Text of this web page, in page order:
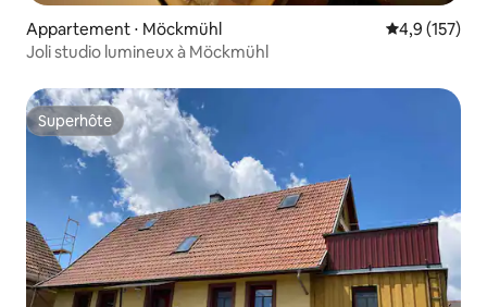
Appartement ⋅ Möckmühl Évaluation
4,9 (157)
Joli studio lumineux à Möckmühl
Superhôte
Superhôte